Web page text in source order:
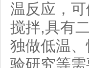
温反应，
搅拌,具有
独做低温
验研究等